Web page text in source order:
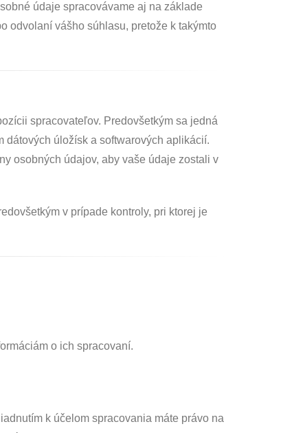
údaje spracovávame aj na základe
odvolaní vášho súhlasu, pretože k takýmto
spracovateľov. Predovšetkým sa jedná
dátových úložísk a softwarových aplikácií.
osobných údajov, aby vaše údaje zostali v
v prípade kontroly, pri ktorej je
o ich spracovaní.
k účelom spracovania máte právo na